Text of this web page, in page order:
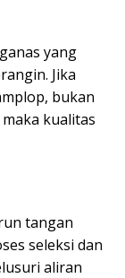
yang
Jika
bukan
kualitas
tangan
seleksi dan
aliran